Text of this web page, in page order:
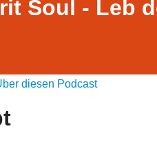
Soul - Leb
diesen Podcast